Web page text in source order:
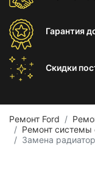
Гарантия
Скидки
Ремонт Ford
Ремонт системы
Замена